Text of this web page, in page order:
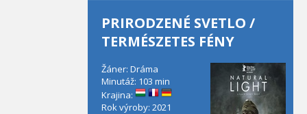
PRIRODZENÉ SVETLO /
TERMÉSZETES FÉNY
Žáner: Dráma
Minutáž: 103 min
Krajina:
Rok výroby: 2021